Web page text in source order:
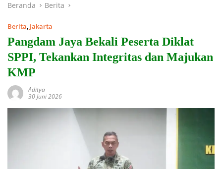
Beranda Berita
Berita, Jakarta
Pangdam Jaya Bekali Peserta Diklat
SPPI, Tekankan Integritas dan Majukan
KMP
Aditya
30 Juni 2026